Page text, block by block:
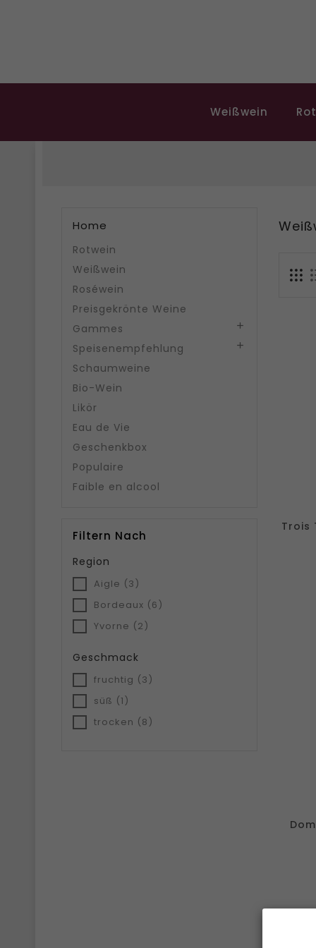
Weißwein
Home
Rotwein
Weißwein
Roséwein
Preisgekrönte Weine
Gammes

Speisenempfehlung 
Schaumweine
Bio-Wein
Likör
Eau de Vie
Geschenkbox
Populaire
Faible en alcool
Filtern Nach
Region
Aigle (3)
Bordeaux (6)
Yvorne (2)
Geschmack
fruchtig (3)
süß (1)
trocken (8)
Trois